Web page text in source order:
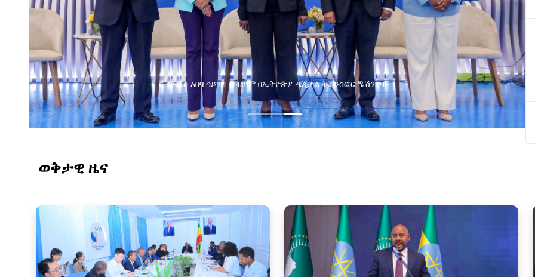
የልማት አጋሮች በአባልነት የየያዘ የኢኖቬሽን፣የዲጅታል ኢኮኖሚ እና
የኢንፎርሜሽን ቴክኖሎጂ የጋራ ግብረሃይል ተቋቋመ
ወቅታዊ ዜና